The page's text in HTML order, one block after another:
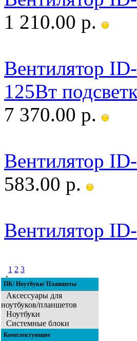
1 210.00 р.
Вентилятор
125Вт
7 370.00 р.
Вентилятор
583.00 р.
Вентилятор
1 2 3
4
5 6 7 8 9 10 11
ПК/ Ноутбуки/ Планшеты
Аксессуары для
ноутбуков/планшетов
Ноутбуки
Системные блоки
Комплектующие